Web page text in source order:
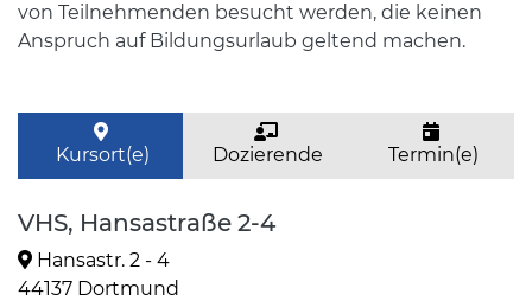
von Teilnehmenden besucht werden, die keinen
Anspruch auf Bildungsurlaub geltend machen.
Kursort(e) Dozierende Termin(e)
VHS, Hansastraße 2-4
Hansastr. 2 - 4
44137 Dortmund